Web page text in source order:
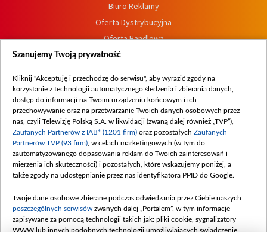
Biuro Reklamy
Oferta Dystrybucyjna
Oferta Handlowa
Dostępność
Procedura zgłoszeń wewnętrznych
Szanujemy Twoją prywatność
Kliknij "Akceptuję i przechodzę do serwisu", aby wyrazić zgody na
korzystanie z technologii automatycznego śledzenia i zbierania danych,
dostęp do informacji na Twoim urządzeniu końcowym i ich
przechowywanie oraz na przetwarzanie Twoich danych osobowych przez
nas, czyli Telewizję Polską S.A. w likwidacji (zwaną dalej również „TVP”),
Zaufanych Partnerów z IAB* (1201 firm) oraz pozostałych Zaufanych
Partnerów TVP (93 firm) , w celach marketingowych (w tym do
zautomatyzowanego dopasowania reklam do Twoich zainteresowań i
mierzenia ich skuteczności) i pozostałych, które wskazujemy poniżej, a
także zgody na udostępnianie przez nas identyfikatora PPID do Google.
Twoje dane osobowe zbierane podczas odwiedzania przez Ciebie naszych
poszczególnych serwisów zwanych dalej „Portalem”, w tym informacje
zapisywane za pomocą technologii takich jak: pliki cookie, sygnalizatory
WWW lub innych podobnych technologii umożliwiających świadczenie